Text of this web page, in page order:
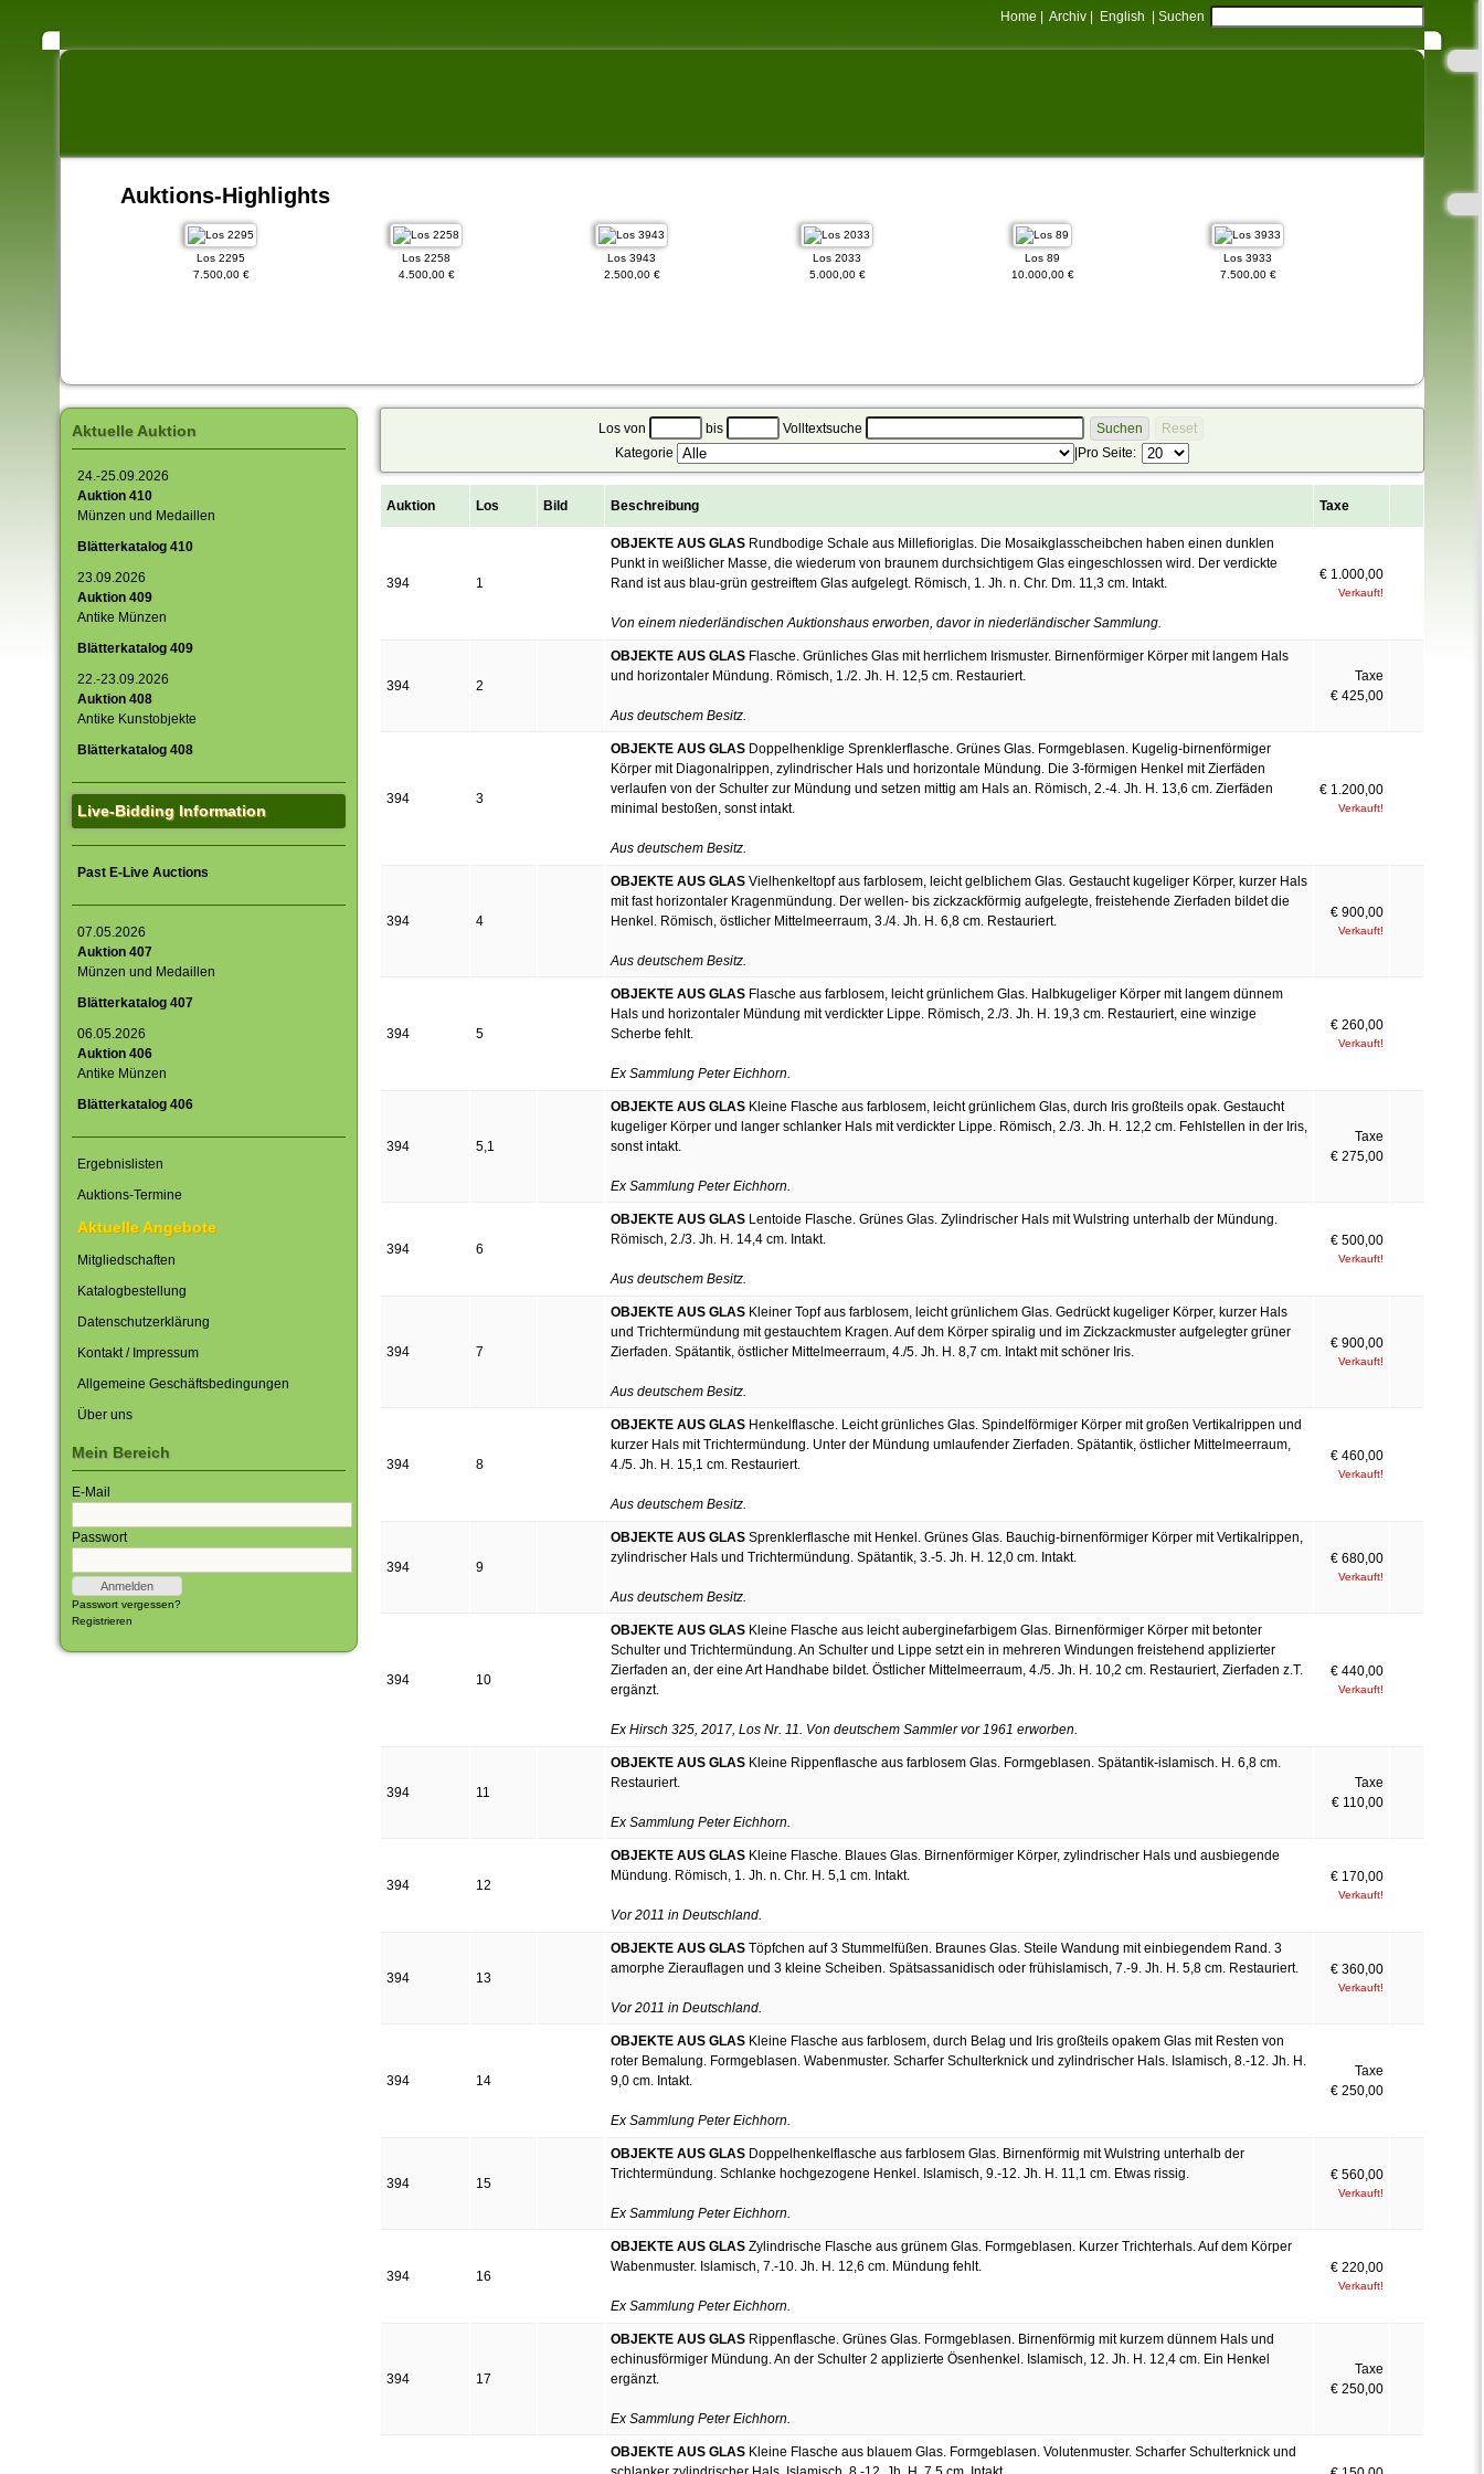
Home |Archiv English |Suchen
Auktions-Highlights
Los 2295
7.500,00 €
Los 2258
4.500,00 €
Los 3943
2.500,00 €
Los 2033
5.000,00 €
Los 89
10.000,00 €
Los 3933
7.500,00 €
Aktuelle Auktion
24.-25.09.2026
Auktion 410
Münzen und Medaillen
Blätterkatalog 410
23.09.2026
Auktion 409
Antike Münzen
Blätterkatalog 409
22.-23.09.2026
Auktion 408
Antike Kunstobjekte
Blätterkatalog 408
Live-Bidding Information
Past E-Live Auctions
07.05.2026
Auktion 407
Münzen und Medaillen
Blätterkatalog 407
06.05.2026
Auktion 406
Antike Münzen
Blätterkatalog 406
Ergebnislisten
Auktions-Termine
Aktuelle Angebote
Mitgliedschaften
Katalogbestellung
Datenschutzerklärung
Kontakt / Impressum
Allgemeine Geschäftsbedingungen
Über uns
Mein Bereich
E-Mail
Passwort
Passwort vergessen?
Registrieren
Los von bis Volltextsuche Suchen
Reset
Kategorie
Pro Seite:
Auktion Los Bild Beschreibung Taxe
394 1
OBJEKTE AUS GLASRundbodige Schale aus Millefioriglas. Die Mosaikglasscheibchen haben einen dunklen
Punkt in weißlicher Masse, die wiederum von braunem durchsichtigem Glas eingeschlossen wird. Der verdickte
Rand ist aus blau-grün gestreiftem Glas aufgelegt. Römisch, 1. Jh. n. Chr. Dm. 11,3 cm. Intakt.
Von einem niederländischen Auktionshaus erworben, davor in niederländischer Sammlung.
€ 1.000,00
Verkauft!
394 2
OBJEKTE AUS GLASFlasche. Grünliches Glas mit herrlichem Irismuster. Birnenförmiger Körper mit langem Hals
und horizontaler Mündung. Römisch, 1./2. Jh. H. 12,5 cm. Restauriert.
Aus deutschem Besitz.
Taxe
€ 425,00
394 3
OBJEKTE AUS GLASDoppelhenklige Sprenklerflasche. Grünes Glas. Formgeblasen. Kugelig-birnenförmiger
Körper mit Diagonalrippen, zylindrischer Hals und horizontale Mündung. Die 3-förmigen Henkel mit Zierfäden
verlaufen von der Schulter zur Mündung und setzen mittig am Hals an. Römisch, 2.-4. Jh. H. 13,6 cm. Zierfäden
minimal bestoßen, sonst intakt.
Aus deutschem Besitz.
€ 1.200,00
Verkauft!
394 4
OBJEKTE AUS GLASVielhenkeltopf aus farblosem, leicht gelblichem Glas. Gestaucht kugeliger Körper, kurzer Hals
mit fast horizontaler Kragenmündung. Der wellen- bis zickzackförmig aufgelegte, freistehende Zierfaden bildet die
Henkel. Römisch, östlicher Mittelmeerraum, 3./4. Jh. H. 6,8 cm. Restauriert.
Aus deutschem Besitz.
€ 900,00
Verkauft!
394 5
OBJEKTE AUS GLASFlasche aus farblosem, leicht grünlichem Glas. Halbkugeliger Körper mit langem dünnem
Hals und horizontaler Mündung mit verdickter Lippe. Römisch, 2./3. Jh. H. 19,3 cm. Restauriert, eine winzige
Scherbe fehlt.
Ex Sammlung Peter Eichhorn.
€ 260,00
Verkauft!
394 5,1
OBJEKTE AUS GLASKleine Flasche aus farblosem, leicht grünlichem Glas, durch Iris großteils opak. Gestaucht
kugeliger Körper und langer schlanker Hals mit verdickter Lippe. Römisch, 2./3. Jh. H. 12,2 cm. Fehlstellen in der Iris,
sonst intakt.
Ex Sammlung Peter Eichhorn.
Taxe
€ 275,00
394 6
OBJEKTE AUS GLASLentoide Flasche. Grünes Glas. Zylindrischer Hals mit Wulstring unterhalb der Mündung.
Römisch, 2./3. Jh. H. 14,4 cm. Intakt.
Aus deutschem Besitz.
€ 500,00
Verkauft!
394 7
OBJEKTE AUS GLASKleiner Topf aus farblosem, leicht grünlichem Glas. Gedrückt kugeliger Körper, kurzer Hals
und Trichtermündung mit gestauchtem Kragen. Auf dem Körper spiralig und im Zickzackmuster aufgelegter grüner
Zierfaden. Spätantik, östlicher Mittelmeerraum, 4./5. Jh. H. 8,7 cm. Intakt mit schöner Iris.
Aus deutschem Besitz.
€ 900,00
Verkauft!
394 8
OBJEKTE AUS GLASHenkelflasche. Leicht grünliches Glas. Spindelförmiger Körper mit großen Vertikalrippen und
kurzer Hals mit Trichtermündung. Unter der Mündung umlaufender Zierfaden. Spätantik, östlicher Mittelmeerraum,
4./5. Jh. H. 15,1 cm. Restauriert.
Aus deutschem Besitz.
€ 460,00
Verkauft!
394 9
OBJEKTE AUS GLASSprenklerflasche mit Henkel. Grünes Glas. Bauchig-birnenförmiger Körper mit Vertikalrippen,
zylindrischer Hals und Trichtermündung. Spätantik, 3.-5. Jh. H. 12,0 cm. Intakt.
Aus deutschem Besitz.
€ 680,00
Verkauft!
394 10
OBJEKTE AUS GLASKleine Flasche aus leicht auberginefarbigem Glas. Birnenförmiger Körper mit betonter
Schulter und Trichtermündung. An Schulter und Lippe setzt ein in mehreren Windungen freistehend applizierter
Zierfaden an, der eine Art Handhabe bildet. Östlicher Mittelmeerraum, 4./5. Jh. H. 10,2 cm. Restauriert, Zierfaden z.T.
ergänzt.
Ex Hirsch 325, 2017, Los Nr. 11. Von deutschem Sammler vor 1961 erworben.
€ 440,00
Verkauft!
394 11
OBJEKTE AUS GLASKleine Rippenflasche aus farblosem Glas. Formgeblasen. Spätantik-islamisch. H. 6,8 cm.
Restauriert.
Ex Sammlung Peter Eichhorn.
Taxe
€ 110,00
394 12
OBJEKTE AUS GLASKleine Flasche. Blaues Glas. Birnenförmiger Körper, zylindrischer Hals und ausbiegende
Mündung. Römisch, 1. Jh. n. Chr. H. 5,1 cm. Intakt.
Vor 2011 in Deutschland.
€ 170,00
Verkauft!
394 13
OBJEKTE AUS GLASTöpfchen auf 3 Stummelfüßen. Braunes Glas. Steile Wandung mit einbiegendem Rand. 3
amorphe Zierauflagen und 3 kleine Scheiben. Spätsassanidisch oder frühislamisch, 7.-9. Jh. H. 5,8 cm. Restauriert.
Vor 2011 in Deutschland.
€ 360,00
Verkauft!
394 14
OBJEKTE AUS GLASKleine Flasche aus farblosem, durch Belag und Iris großteils opakem Glas mit Resten von
roter Bemalung. Formgeblasen. Wabenmuster. Scharfer Schulterknick und zylindrischer Hals. Islamisch, 8.-12. Jh. H.
9,0 cm. Intakt.
Ex Sammlung Peter Eichhorn.
Taxe
€ 250,00
394 15
OBJEKTE AUS GLASDoppelhenkelflasche aus farblosem Glas. Birnenförmig mit Wulstring unterhalb der
Trichtermündung. Schlanke hochgezogene Henkel. Islamisch, 9.-12. Jh. H. 11,1 cm. Etwas rissig.
Ex Sammlung Peter Eichhorn.
€ 560,00
Verkauft!
394 16
OBJEKTE AUS GLASZylindrische Flasche aus grünem Glas. Formgeblasen. Kurzer Trichterhals. Auf dem Körper
Wabenmuster. Islamisch, 7.-10. Jh. H. 12,6 cm. Mündung fehlt.
Ex Sammlung Peter Eichhorn.
€ 220,00
Verkauft!
394 17
OBJEKTE AUS GLASRippenflasche. Grünes Glas. Formgeblasen. Birnenförmig mit kurzem dünnem Hals und
echinusförmiger Mündung. An der Schulter 2 applizierte Ösenhenkel. Islamisch, 12. Jh. H. 12,4 cm. Ein Henkel
ergänzt.
Ex Sammlung Peter Eichhorn.
Taxe
€ 250,00
OBJEKTE AUS GLASKleine Flasche aus blauem Glas. Formgeblasen. Volutenmuster. Scharfer Schulterknick und